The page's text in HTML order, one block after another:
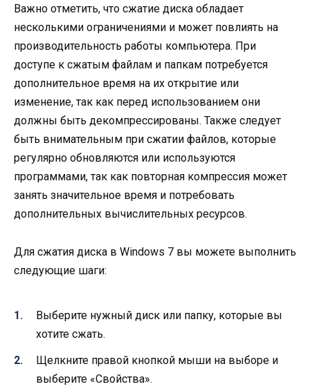
Важно отметить, что сжатие диска обладает
несколькими ограничениями и может повлиять на
производительность работы компьютера. При
доступе к сжатым файлам и папкам потребуется
дополнительное время на их открытие или
изменение, так как перед использованием они
должны быть декомпрессированы. Также следует
быть внимательным при сжатии файлов, которые
регулярно обновляются или используются
программами, так как повторная компрессия может
занять значительное время и потребовать
дополнительных вычислительных ресурсов.
Для сжатия диска в Windows 7 вы можете выполнить
следующие шаги:
Выберите нужный диск или папку, которые вы
хотите сжать.
Щелкните правой кнопкой мыши на выборе и
выберите «Свойства».